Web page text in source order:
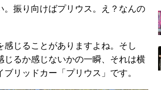
振り向けばプリウス。え？なんの
じることがありますよね。そし
るか感じないかの一瞬、それは横
リッドカー「プリウス」です。